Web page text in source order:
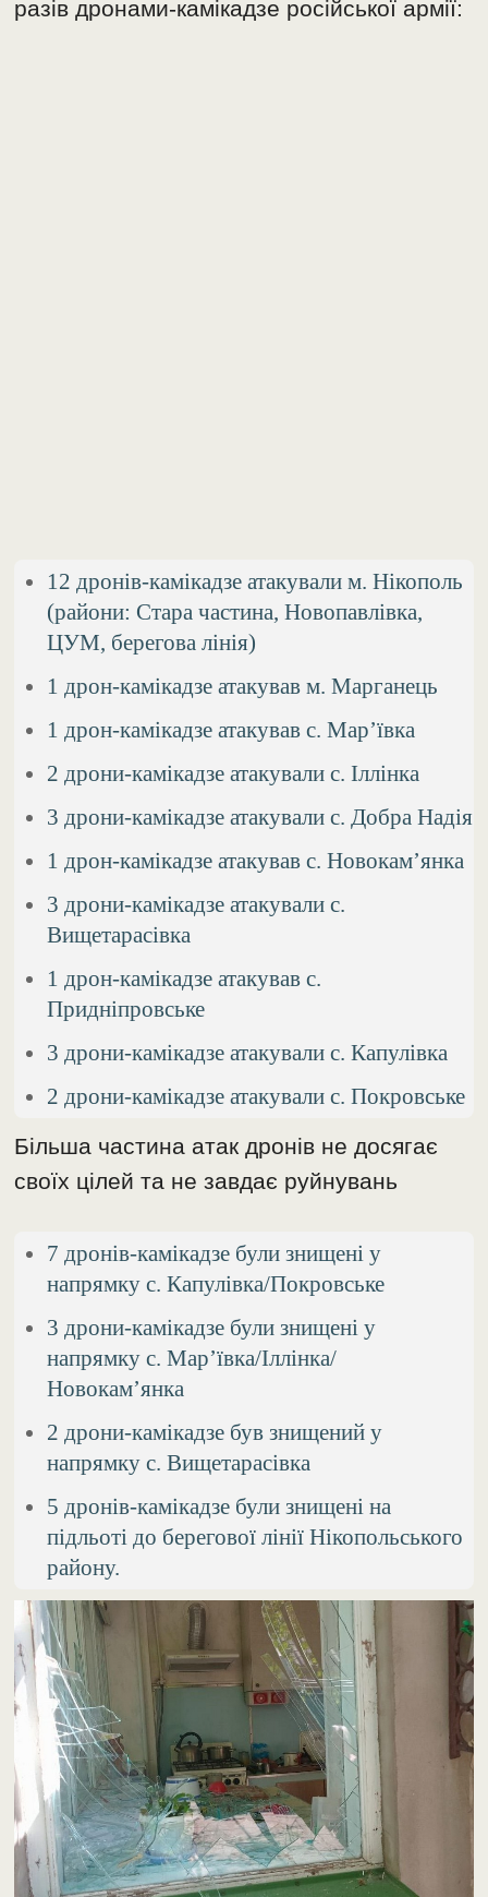
разів дронами-камікадзе російської армії:
12 дронів-камікадзе атакували м. Нікополь
(райони: Стара частина, Новопавлівка,
ЦУМ, берегова лінія)
1 дрон-камікадзе атакував м. Марганець
1 дрон-камікадзе атакував с. Мар’ївка
2 дрони-камікадзе атакували с. Іллінка
3 дрони-камікадзе атакували с. Добра Надія
1 дрон-камікадзе атакував с. Новокам’янка
3 дрони-камікадзе атакували с.
Вищетарасівка
1 дрон-камікадзе атакував с.
Придніпровське
3 дрони-камікадзе атакували с. Капулівка
2 дрони-камікадзе атакували с. Покровське
Більша частина атак дронів не досягає
своїх цілей та не завдає руйнувань
7 дронів-камікадзе були знищені у
напрямку с. Капулівка/Покровське
3 дрони-камікадзе були знищені у
напрямку с. Мар’ївка/Іллінка/
Новокам’янка
2 дрони-камікадзе був знищений у
напрямку с. Вищетарасівка
5 дронів-камікадзе були знищені на
підльоті до берегової лінії Нікопольського
району.